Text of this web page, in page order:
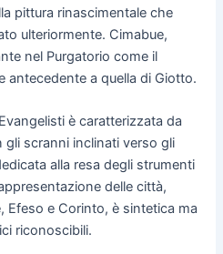
pittura rinascimentale che
ulteriormente. Cimabue,
nel Purgatorio come il
antecedente a quella di Giotto.
è caratterizzata da
scranni inclinati verso gli
alla resa degli strumenti
delle città,
Efeso e Corinto, è sintetica ma
riconoscibili.